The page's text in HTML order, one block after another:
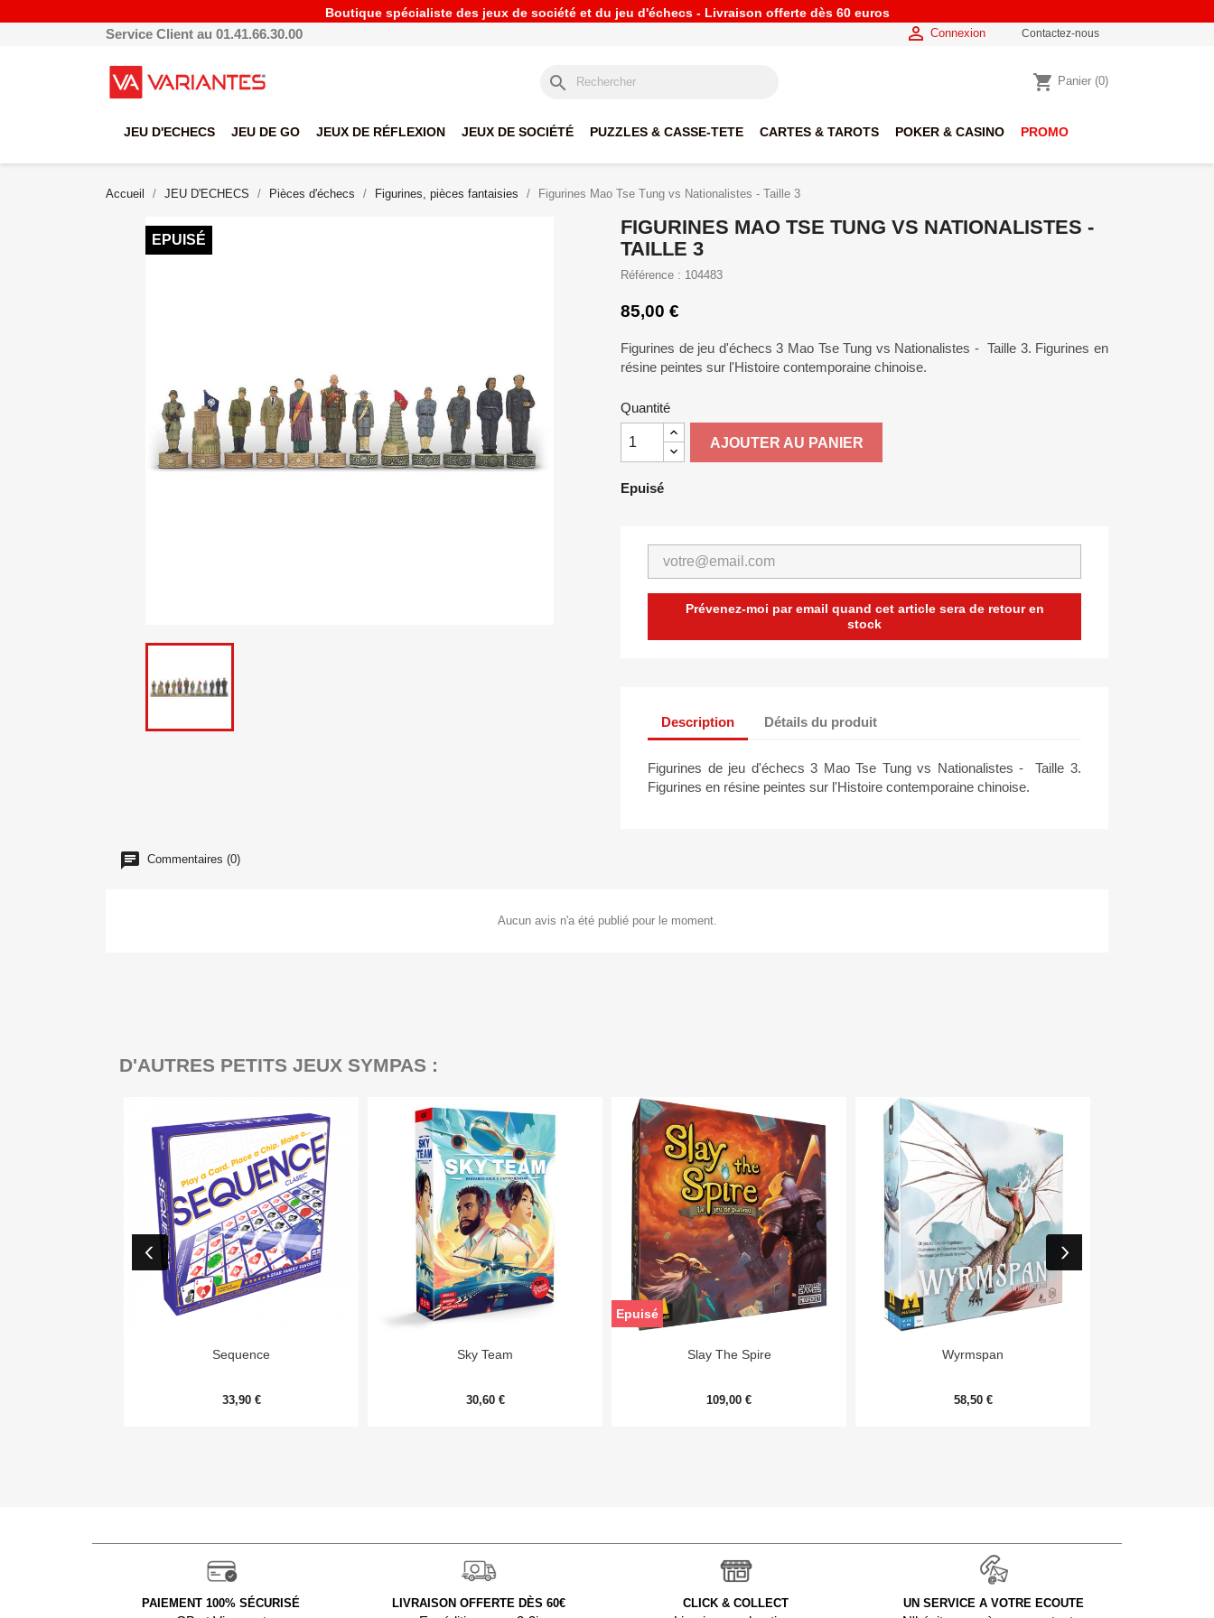
Boutique spécialiste des jeux de société et du jeu d'échecs - Livraison offerte dès 60 euros
Service Client au 01.41.66.30.00  Connexion Contactez-nous
search shopping_cart Panier (0)
JEU D'ECHECS JEU DE GO JEUX DE RÉFLEXION JEUX DE SOCIÉTÉ PUZZLES & CASSE-TETE CARTES & TAROTS POKER & CASINO PROMO
Accueil JEU D'ECHECS Pièces d'échecs Figurines, pièces fantaisies Figurines Mao Tse Tung vs Nationalistes - Taille 3
EPUISÉ
FIGURINES MAO TSE TUNG VS NATIONALISTES -
TAILLE 3
Référence : 104483
85,00 €
Figurines de jeu d'échecs 3 Mao Tse Tung vs Nationalistes - Taille 3. Figurines en
résine peintes sur l'Histoire contemporaine chinoise.
Quantité
AJOUTER AU PANIER
Epuisé
Prévenez-moi par email quand cet article sera de retour en
stock
Description Détails du produit
Figurines de jeu d'échecs 3 Mao Tse Tung vs Nationalistes - Taille 3.
Figurines en résine peintes sur l'Histoire contemporaine chinoise.
Commentaires (0)
Aucun avis n'a été publié pour le moment.
D'AUTRES PETITS JEUX SYMPAS :
Aperçu rapide
Sequence
33,90 €
Aperçu rapide
Sky Team
30,60 €
Aperçu rapide
Slay The Spire
109,00 €
Epuisé
Aperçu rapide
Wyrmspan
58,50 €
PAIEMENT 100% SÉCURISÉ LIVRAISON OFFERTE DÈS 60€ CLICK & COLLECT UN SERVICE A VOTRE ECOUTE